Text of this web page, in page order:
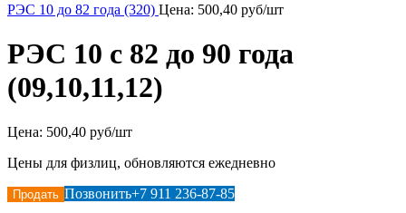
РЭС 10 до 82 года (320) Цена: 500,40 руб/шт
РЭС 10 с 82 до 90 года
(09,10,11,12)
Цена: 500,40 руб/шт
Цены для физлиц, обновляются ежедневно
Продать Позвонить+7 911 236-87-85